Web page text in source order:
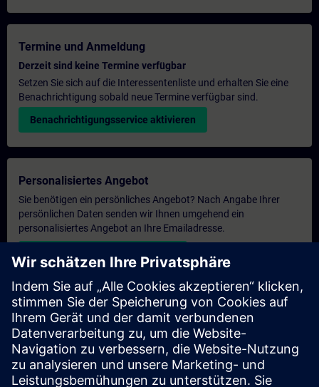
Termine und Anmeldung
Derzeit sind keine Termine verfügbar
Setzen Sie sich auf die Interessentenliste und erhalten Sie eine
Benachrichtigung sobald neue Termine verfügbar sind.
Benachrichtigungsservice aktivieren
Personalisiertes Angebot
Sie benötigen ein persönliches Angebot? Nach Angabe Ihrer
persönlichen Daten senden wir Ihnen umgehend ein
personalisiertes Angebot an Ihre Emailadresse.
Persönliches Angebot zusenden
Anfrage Exklusivtraining
Haben Sie Bedarf an einem höheren Schulungsangebot und
brauchen ein exklusives Training – entweder vor Ort bei Ihnen,
virtuell oder in einem SITRAIN Trainingscenter? Nachdem Sie
uns Ihre persönlichen Daten und Ihren Trainingsbedarf